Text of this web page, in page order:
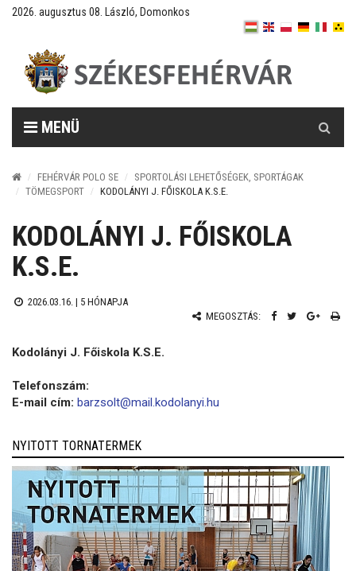
2026. augusztus 08. László, Domonkos
MENÜ
FEHÉRVÁR POLO SE
SPORTOLÁSI LEHETŐSÉGEK, SPORTÁGAK
TÖMEGSPORT
KODOLÁNYI J. FŐISKOLA K.S.E.
KODOLÁNYI J. FŐISKOLA
K.S.E.
2026.03.16. | 5 HÓNAPJA
MEGOSZTÁS:
Kodolányi J. Főiskola K.S.E.
Telefonszám:
E-mail cím: barzsolt@mail.kodolanyi.hu
NYITOTT TORNATERMEK